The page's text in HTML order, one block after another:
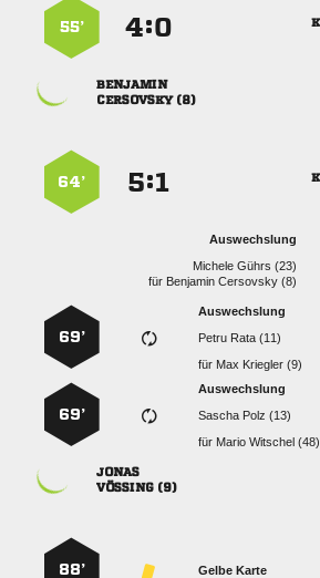
:
55’

 
:
64’
Auswechslung
  
für   
Auswechslung
  
für   
69’
Auswechslung
  
für   
69’

 
Gelbe Karte
88’